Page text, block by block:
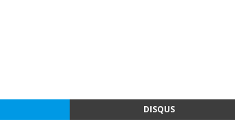
DISQUS